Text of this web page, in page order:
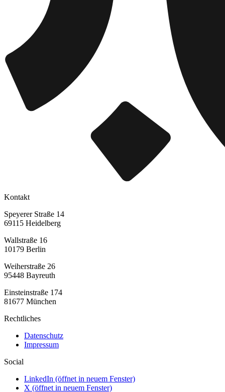
Kontakt
Speyerer Straße 14
69115 Heidelberg
Wallstraße 16
10179 Berlin
Weiherstraße 26
95448 Bayreuth
Einsteinstraße 174
81677 München
Rechtliches
Datenschutz
Impressum
Social
LinkedIn (öffnet in neuem Fenster)
X (öffnet in neuem Fenster)